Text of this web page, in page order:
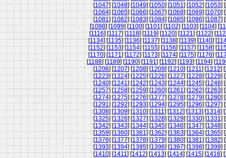
[1047] [1048] [1049] [1050] [1051] [1052] [1053] [
[1064] [1065] [1066] [1067] [1068] [1069] [1070] [
[1081] [1082] [1083] [1084] [1085] [1086] [1087] [
[1098] [1099] [1100] [1101] [1102] [1103] [1104] [
[1116] [1117] [1118] [1119] [1120] [1121] [1122] [
[1134] [1135] [1136] [1137] [1138] [1139] [1140] [
[1152] [1153] [1154] [1155] [1156] [1157] [1158] [
[1170] [1171] [1172] [1173] [1174] [1175] [1176] [
[1188] [1189] [1190] [1191] [1192] [1193] [1194] [
[1206] [1207] [1208] [1209] [1210] [1211] [1212] [
[1223] [1224] [1225] [1226] [1227] [1228] [1229] [
[1240] [1241] [1242] [1243] [1244] [1245] [1246] [
[1257] [1258] [1259] [1260] [1261] [1262] [1263] [
[1274] [1275] [1276] [1277] [1278] [1279] [1280] [
[1291] [1292] [1293] [1294] [1295] [1296] [1297] [
[1308] [1309] [1310] [1311] [1312] [1313] [1314] [
[1325] [1326] [1327] [1328] [1329] [1330] [1331] [
[1342] [1343] [1344] [1345] [1346] [1347] [1348] [
[1359] [1360] [1361] [1362] [1363] [1364] [1365] [
[1376] [1377] [1378] [1379] [1380] [1381] [1382] [
[1393] [1394] [1395] [1396] [1397] [1398] [1399] [
[1410] [1411] [1412] [1413] [1414] [1415] [1416] [